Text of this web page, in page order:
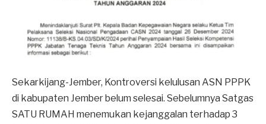
Sekarkijang-Jember, Kontroversi kelulusan ASN PPPK
di kabupaten Jember belum selesai. Sebelumnya Satgas
SATU RUMAH menemukan kejanggalan terhadap 3